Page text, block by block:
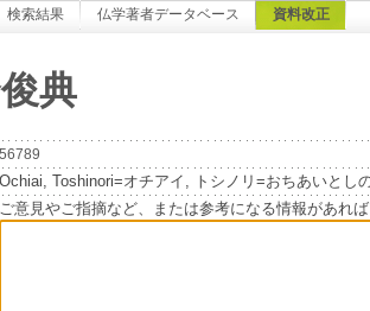
検索結果 仏学著者データベース 資料改正
典
56789
Ochiai, Toshinori=オチアイ, トシノリ=おちあいとし
ご意見やご指摘など、または参考になる情報があれ